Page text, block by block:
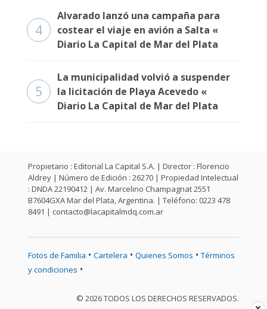
4
Alvarado lanzó una campaña para
costear el viaje en avión a Salta «
Diario La Capital de Mar del Plata
5
La municipalidad volvió a suspender
la licitación de Playa Acevedo «
Diario La Capital de Mar del Plata
Propietario : Editorial La Capital S.A. | Director : Florencio
Aldrey | Número de Edición : 26270 | Propiedad Intelectual
: DNDA 22190412 | Av. Marcelino Champagnat 2551
B7604GXA Mar del Plata, Argentina. | Teléfono: 0223 478
8491 | contacto@lacapitalmdq.com.ar
Fotos de Familia • Cartelera • Quienes Somos • Términos
y condiciones •
© 2026 TODOS LOS DERECHOS RESERVADOS.